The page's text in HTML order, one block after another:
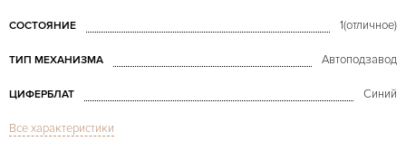
СОСТОЯНИЕ 1(отличное)
ТИП МЕХАНИЗМА Автоподзавод
ЦИФЕРБЛАТ Синий
СТЕКЛО
Все характеристики